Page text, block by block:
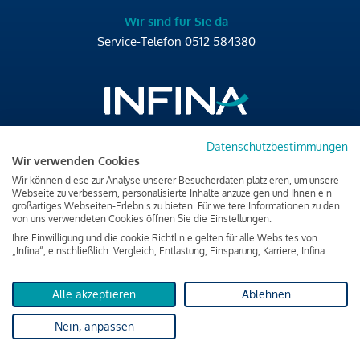
Wir sind für Sie da
Service-Telefon 0512 584380
Brixner Straße 2/4
6020 Innsbruck
T+43 512 584380
office@infina.at
Impressum
Datenschutz & Cookies
Datenschutzbestimmungen
Wir verwenden Cookies
Wir können diese zur Analyse unserer Besucherdaten platzieren, um unsere
Webseite zu verbessern, personalisierte Inhalte anzuzeigen und Ihnen ein
großartiges Webseiten-Erlebnis zu bieten. Für weitere Informationen zu den
von uns verwendeten Cookies öffnen Sie die Einstellungen.
Ihre Einwilligung und die cookie Richtlinie gelten für alle Websites von
„Infina“, einschließlich: Vergleich, Entlastung, Einsparung, Karriere, Infina.
Alle akzeptieren Ablehnen
Nein, anpassen